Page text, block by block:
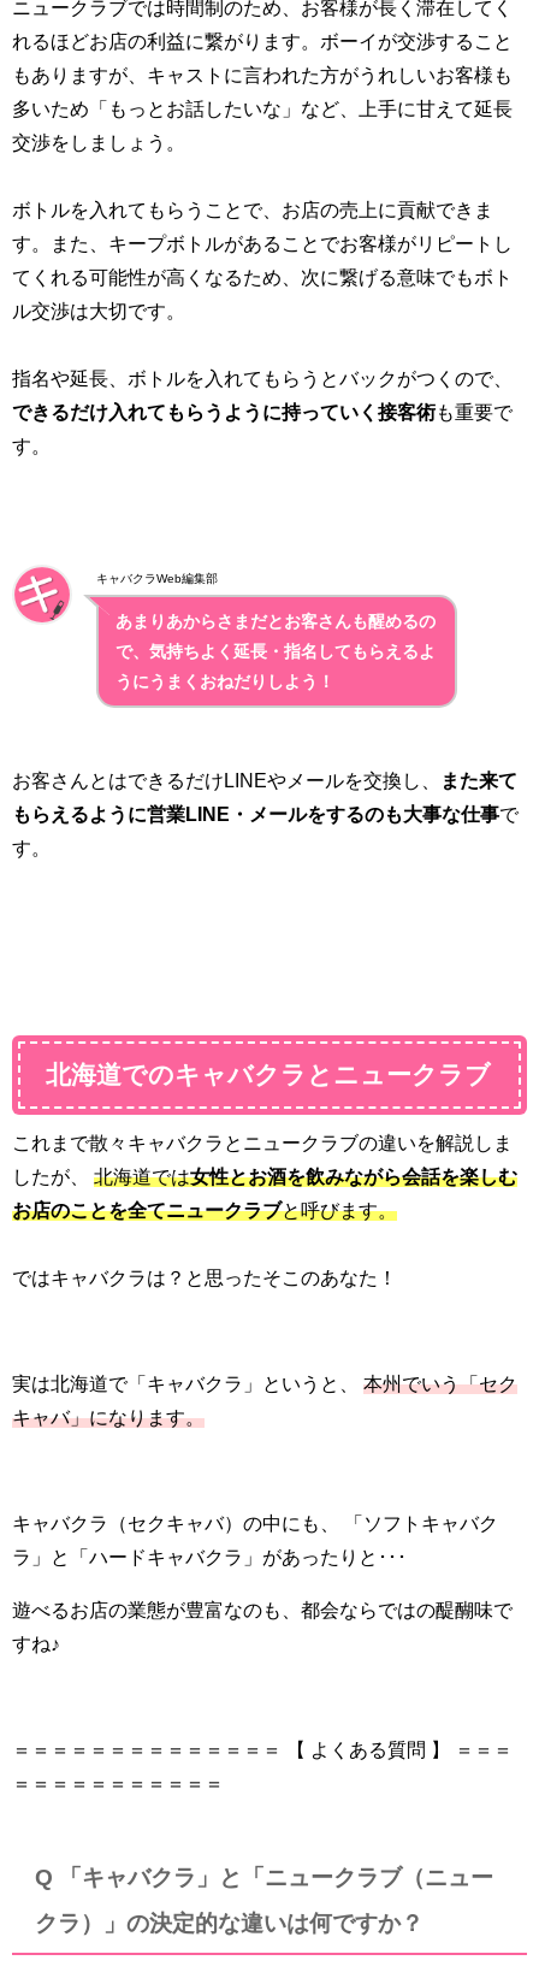
ニュークラブでは時間制のため、お客様が長く滞在してく
れるほどお店の利益に繋がります。ボーイが交渉すること
もありますが、キャストに言われた方がうれしいお客様も
多いため「もっとお話したいな」など、上手に甘えて延長
交渉をしましょう。
ボトルを入れてもらうことで、お店の売上に貢献できま
す。また、キープボトルがあることでお客様がリピートし
てくれる可能性が高くなるため、次に繋げる意味でもボト
ル交渉は大切です。
指名や延長、ボトルを入れてもらうとバックがつくので、
できるだけ入れてもらうように持っていく接客術も重要で
す。
キャバクラWeb編集部
あまりあからさまだとお客さんも醒めるの
で、気持ちよく延長・指名してもらえるよ
うにうまくおねだりしよう！
お客さんとはできるだけLINEやメールを交換し、
また来て
もらえるように営業LINE・メールをするのも大事な仕事で
す。
北海道でのキャバクラとニュークラブ
これまで散々キャバクラとニュークラブの違いを解説しま
したが、 北海道では女性とお酒を飲みながら会話を楽しむ
お店のことを全てニュークラブと呼びます。
ではキャバクラは？と思ったそこのあなた！
実は北海道で「キャバクラ」というと、 本州でいう「セク
キャバ」になります。
キャバクラ（セクキャバ）の中にも、 「ソフトキャバク
ラ」と「ハードキャバクラ」があったりと･･･
遊べるお店の業態が豊富なのも、都会ならではの醍醐味で
すね♪
＝＝＝＝＝＝＝＝＝＝＝＝＝＝ 【 よくある質問 】 ＝＝＝
＝＝＝＝＝＝＝＝＝＝＝
Q 「キャバクラ」と「ニュークラブ（ニュー
クラ）」の決定的な違いは何ですか？